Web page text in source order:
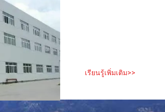
เรียนรู้เพิ่มเติม>>